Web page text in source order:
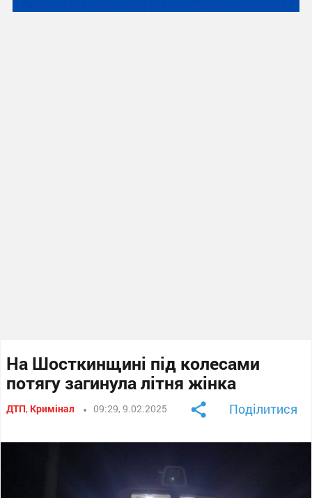
На Шосткинщині під колесами
потягу загинула літня жінка
ДТП, Кримінал 09:29, 9.02.2025 Поділитися